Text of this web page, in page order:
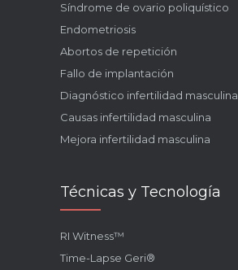
Síndrome de ovario poliquístico
Endometriosis
Abortos de repetición
Fallo de implantación
Diagnóstico infertilidad masculina
Causas infertilidad masculina
Mejora infertilidad masculina
Técnicas y Tecnología
RI Witness™
Time-Lapse Geri®